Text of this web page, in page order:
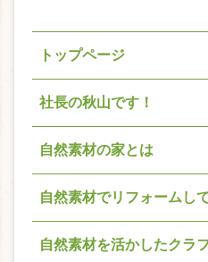
トップページ
社長の秋山です！
自然素材の家とは
自然素材でリフォームし
自然素材を活かしたクラ